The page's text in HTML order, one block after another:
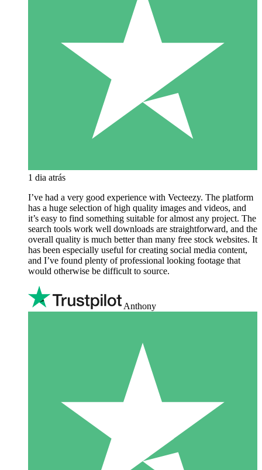
1 dia atrás
I’ve had a very good experience with Vecteezy. The platform
has a huge selection of high quality images and videos, and
it’s easy to find something suitable for almost any project. The
search tools work well downloads are straightforward, and the
overall quality is much better than many free stock websites. It
has been especially useful for creating social media content,
and I’ve found plenty of professional looking footage that
would otherwise be difficult to source.
Anthony